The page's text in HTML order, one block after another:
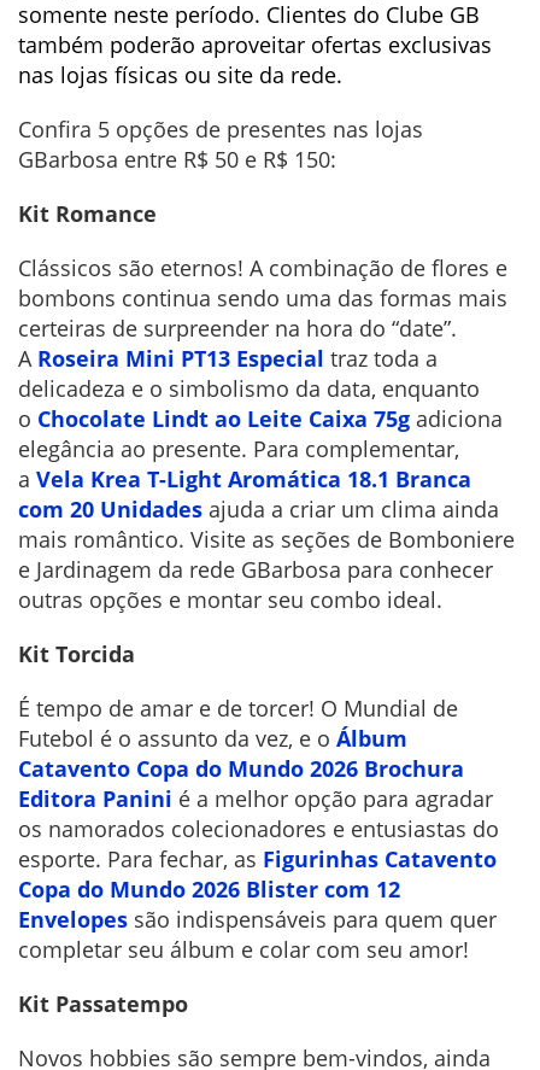
somente neste período. Clientes do Clube GB
também poderão aproveitar ofertas exclusivas
nas lojas físicas ou site da rede.
Confira 5 opções de presentes nas lojas
GBarbosa entre R$ 50 e R$ 150:
Kit Romance
Clássicos são eternos! A combinação de flores e
bombons continua sendo uma das formas mais
certeiras de surpreender na hora do “date”.
A Roseira Mini PT13 Especial traz toda a
delicadeza e o simbolismo da data, enquanto
o Chocolate Lindt ao Leite Caixa 75g adiciona
elegância ao presente. Para complementar,
a Vela Krea T-Light Aromática 18.1 Branca
com 20 Unidades ajuda a criar um clima ainda
mais romântico. Visite as seções de Bomboniere
e Jardinagem da rede GBarbosa para conhecer
outras opções e montar seu combo ideal.
Kit Torcida
É tempo de amar e de torcer! O Mundial de
Futebol é o assunto da vez, e o Álbum
Catavento Copa do Mundo 2026 Brochura
Editora Panini é a melhor opção para agradar
os namorados colecionadores e entusiastas do
esporte. Para fechar, as Figurinhas Catavento
Copa do Mundo 2026 Blister com 12
Envelopes são indispensáveis para quem quer
completar seu álbum e colar com seu amor!
Kit Passatempo
Novos hobbies são sempre bem-vindos, ainda